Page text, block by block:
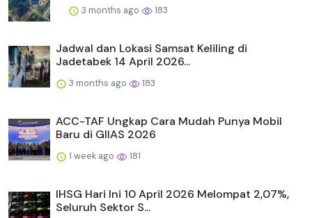
3 months ago 183
Jadwal dan Lokasi Samsat Keliling di
Jadetabek 14 April 2026...
3 months ago 183
ACC-TAF Ungkap Cara Mudah Punya Mobil
Baru di GIIAS 2026
1 week ago 181
IHSG Hari Ini 10 April 2026 Melompat 2,07%,
Seluruh Sektor S...